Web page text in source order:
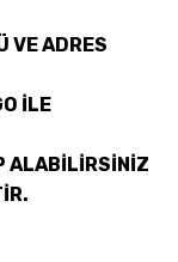
VE ADRES
İLE
ALABİLİRSİNİZ